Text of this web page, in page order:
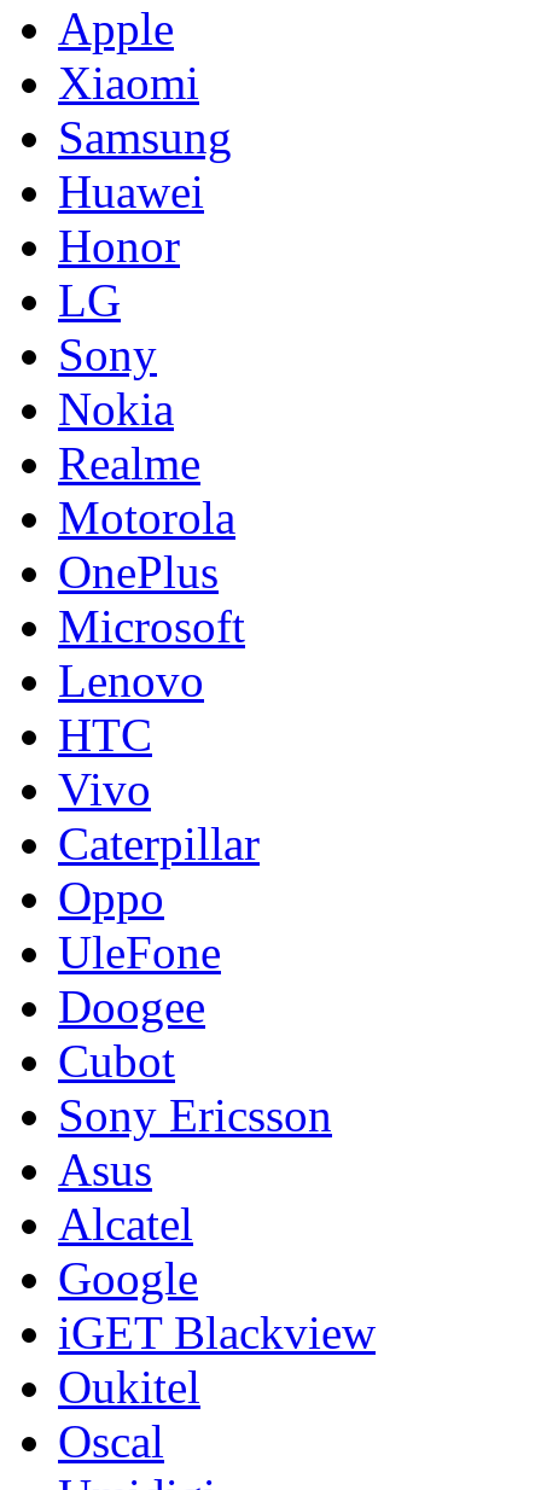
Apple
Xiaomi
Samsung
Huawei
Honor
LG
Sony
Nokia
Realme
Motorola
OnePlus
Microsoft
Lenovo
HTC
Vivo
Caterpillar
Oppo
UleFone
Doogee
Cubot
Sony Ericsson
Asus
Alcatel
Google
iGET Blackview
Oukitel
Oscal